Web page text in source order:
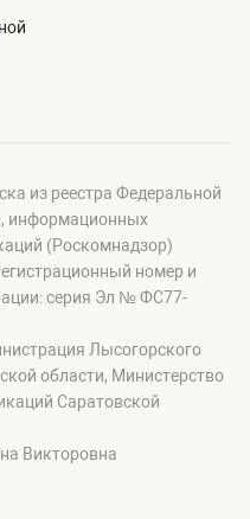
из реестра Федеральной
информационных
(Роскомнадзор)
номер и
серия Эл № ФС77-
Лысогорского
области, Министерство
Саратовской
Викторовна